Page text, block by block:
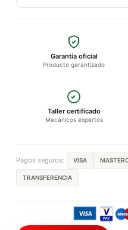
Garantía oficial
Producto garantizado
Taller certificado
Mecánicos expertos
Pagos seguros: VISA
TRANSFERENCIA